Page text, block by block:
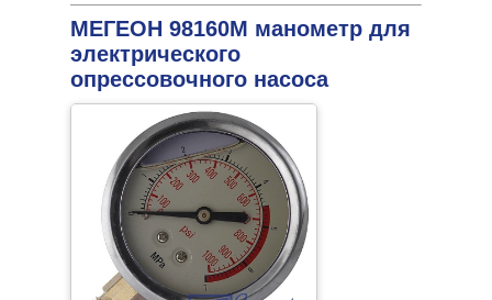
МЕГЕОН 98160М манометр для
электрического
опрессовочного насоса